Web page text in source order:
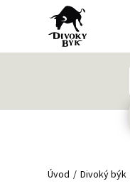
Úvod Divoký býk